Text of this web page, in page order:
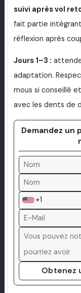
suivi après vol
fait partie
réflexion après
Jours 1–3 :
adaptation.
mous si conseillé
avec les dents de
Demandez
+1
Obtenez